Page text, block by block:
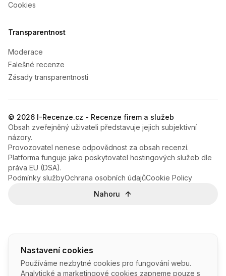
Nastavení cookies
Používáme nezbytné cookies pro fungování webu.
Analytické a marketingové cookies zapneme pouze s
Cookies
Transparentnost
Moderace
Falešné recenze
Zásady transparentnosti
© 2026 I-Recenze.cz - Recenze firem a služeb
Obsah zveřejněný uživateli představuje jejich subjektivní
názory.
Provozovatel nenese odpovědnost za obsah recenzí.
Platforma funguje jako poskytovatel hostingových služeb dle
práva EU (DSA).
Podmínky službyOchrana osobních údajůCookie Policy
Nahoru